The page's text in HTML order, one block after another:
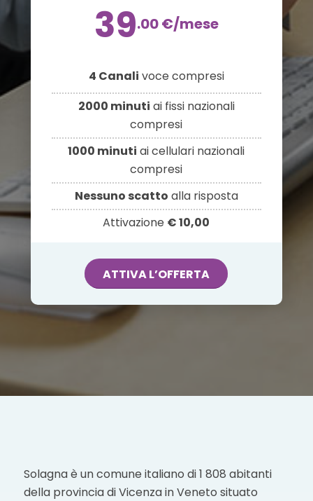
39.00€/mese
4 Canali voce compresi
2000 minuti ai fissi nazionali
compresi
1000 minuti ai cellulari nazionali
compresi
Nessuno scatto alla risposta
Attivazione € 10,00
ATTIVA L’OFFERTA
Solagna è un comune italiano di 1 808 abitanti
della provincia di Vicenza in Veneto situato